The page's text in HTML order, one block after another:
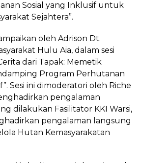
Sosial yang Inklusif untuk
Sejahtera”.
oleh Adrison Dt.
Hulu Aia, dalam sesi
dari Tapak: Memetik
Program Perhutanan
Sesi ini dimoderatori oleh Riche
pengalaman
dilakukan Fasilitator KKI Warsi,
pengalaman langsung
Hutan Kemasyarakatan